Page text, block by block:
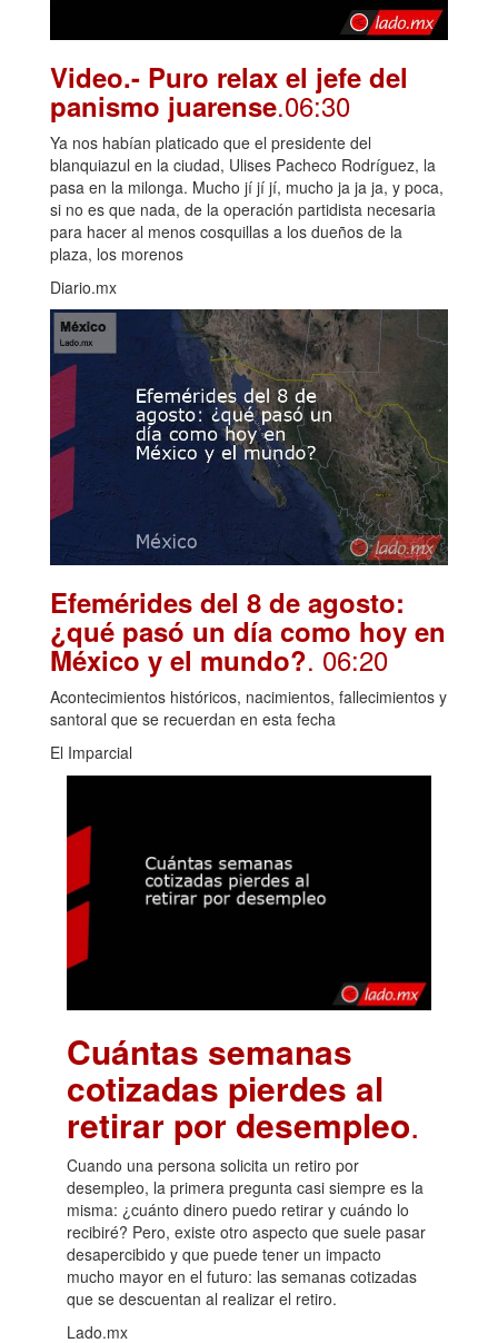
Video.- Puro relax el jefe del
panismo juarense.06:30
Ya nos habían platicado que el presidente del
blanquiazul en la ciudad, Ulises Pacheco Rodríguez, la
pasa en la milonga. Mucho jí jí jí, mucho ja ja ja, y poca,
si no es que nada, de la operación partidista necesaria
para hacer al menos cosquillas a los dueños de la
plaza, los morenos
Diario.mx
Efemérides del 8 de agosto:
¿qué pasó un día como hoy en
México y el mundo?. 06:20
Acontecimientos históricos, nacimientos, fallecimientos y
santoral que se recuerdan en esta fecha
El Imparcial
Cuántas semanas
cotizadas pierdes al
retirar por desempleo.
Cuando una persona solicita un retiro por
desempleo, la primera pregunta casi siempre es la
misma: ¿cuánto dinero puedo retirar y cuándo lo
recibiré? Pero, existe otro aspecto que suele pasar
desapercibido y que puede tener un impacto
mucho mayor en el futuro: las semanas cotizadas
que se descuentan al realizar el retiro.
Lado.mx